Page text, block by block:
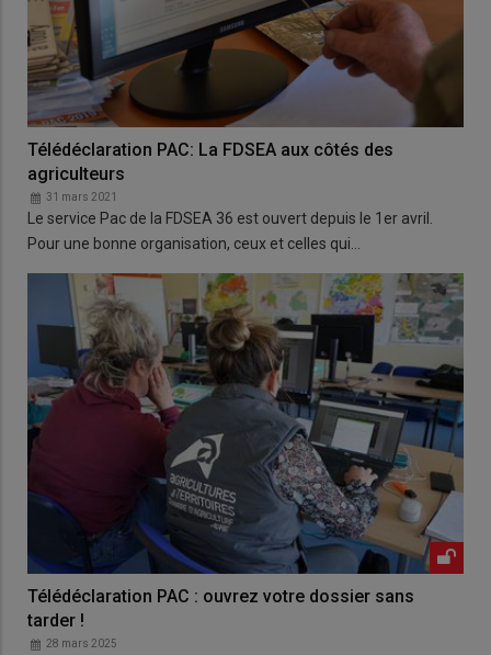
Télédéclaration PAC: La FDSEA aux côtés des
agriculteurs
31 mars 2021
Le service Pac de la FDSEA 36 est ouvert depuis le 1er avril.
Pour une bonne organisation, ceux et celles qui…
Télédéclaration PAC : ouvrez votre dossier sans
tarder !
28 mars 2025